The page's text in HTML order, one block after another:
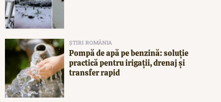
ȘTIRI ROMÂNIA
Pompă de apă pe benzină: soluție
practică pentru irigații, drenaj și
transfer rapid